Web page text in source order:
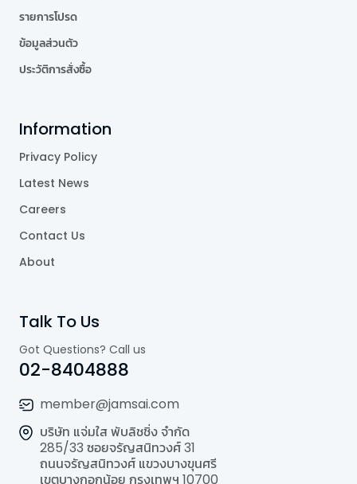
รายการโปรด
ข้อมูลส่วนตัว
ประวัติการสั่งซื้อ
Information
Privacy Policy
Latest News
Careers
Contact Us
About
Talk To Us
Got Questions? Call us
02-8404888
member@jamsai.com
บริษัท แจ่มใส พับลิชชิ่ง จำกัด
285/33 ซอยจรัญสนิทวงศ์ 31
ถนนจรัญสนิทวงศ์ แขวงบางขุนศรี
เขตบางกอกน้อย กรุงเทพฯ 10700